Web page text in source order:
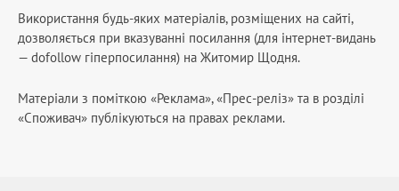
Використання будь-яких матеріалів, розміщених на сайті,
дозволяється при вказуванні посилання (для інтернет-видань
— dofollow гіперпосилання) на Житомир Щодня.
Матеріали з поміткою «Реклама», «Прес-реліз» та в розділі
«Споживач» публікуються на правах реклами.